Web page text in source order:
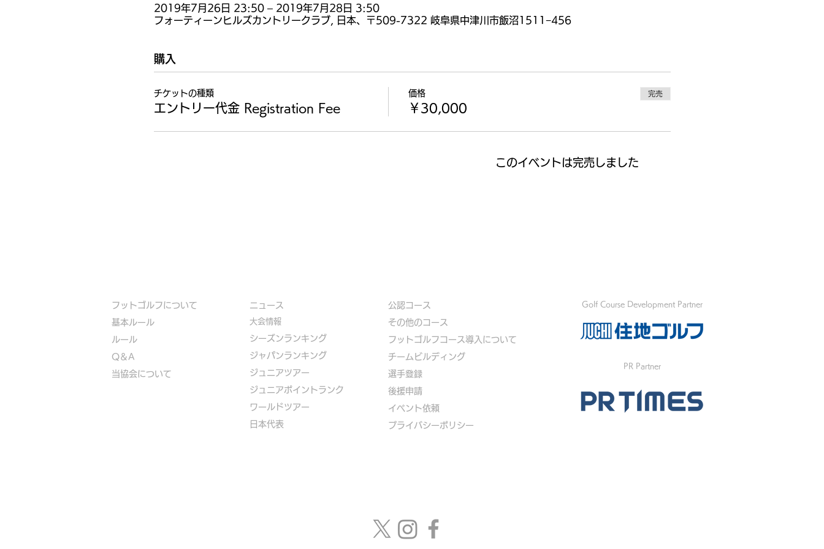
2019年7月26日 23:50 – 2019年7月28日 3:50
フォーティーンヒルズカントリークラブ, 日本、〒509-7322 岐阜県中津川市飯沼1511−456
購入
チケットの種類
エントリー代金 Registration Fee
価格
￥30,000
完売
このイベントは完売しました
フットゴルフについて
基本ルール
ルール
Q＆A
​当協会について
​ニュース
大会情報
シーズンランキング
ジャパンランキング
ジュニアツアー
ジュニアポイントランク
​ワールドツアー
​​日本代表
公認コース
​その他のコース
​ フットゴルフコース導入について
​チームビルディング
選手登録​
​後援申請
​イベント依頼
プライバシーポリシー
Golf Course Development Partner
PR Partner